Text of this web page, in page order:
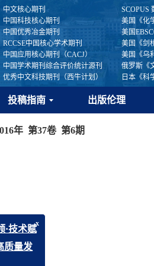
中文核心期刊
SCOPUS
中国科技核心期刊
美国《化
中国优秀冶金期刊
美国
RCCSE中国核心学术期刊
美国《剑
中国应用核心期刊（CACJ）
美国《乌
中国学术期刊综合评价统计源刊
俄罗斯《
优秀中文科技期刊（西牛计划）
日本《科
投稿指南 出版伦理
年 第37卷 第6期
碳引领·技术赋